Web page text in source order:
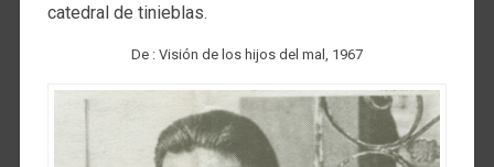
catedral de tinieblas.
De : Visión de los hijos del mal, 1967